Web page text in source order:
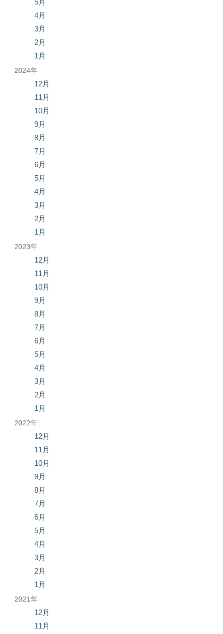
4月
3月
2月
1月
2024年
12月
11月
10月
9月
8月
7月
6月
5月
4月
3月
2月
1月
2023年
12月
11月
10月
9月
8月
7月
6月
5月
4月
3月
2月
1月
2022年
12月
11月
10月
9月
8月
7月
6月
5月
4月
3月
2月
1月
2021年
12月
11月